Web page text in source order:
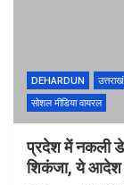
DEHARDUN
सोशल मीडिया वायरल
प्रदेश में नकली
शिकंजा, ये आदेश